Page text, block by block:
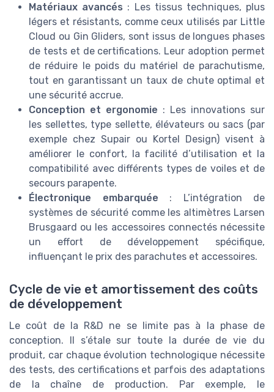
Matériaux avancés : Les tissus techniques, plus
légers et résistants, comme ceux utilisés par Little
Cloud ou Gin Gliders, sont issus de longues phases
de tests et de certifications. Leur adoption permet
de réduire le poids du matériel de parachutisme,
tout en garantissant un taux de chute optimal et
une sécurité accrue.
Conception et ergonomie : Les innovations sur
les sellettes, type sellette, élévateurs ou sacs (par
exemple chez Supair ou Kortel Design) visent à
améliorer le confort, la facilité d’utilisation et la
compatibilité avec différents types de voiles et de
secours parapente.
Électronique embarquée : L’intégration de
systèmes de sécurité comme les altimètres Larsen
Brusgaard ou les accessoires connectés nécessite
un effort de développement spécifique,
influençant le prix des parachutes et accessoires.
Cycle de vie et amortissement des coûts
de développement
Le coût de la R&D ne se limite pas à la phase de
conception. Il s’étale sur toute la durée de vie du
produit, car chaque évolution technologique nécessite
des tests, des certifications et parfois des adaptations
de la chaîne de production. Par exemple, le